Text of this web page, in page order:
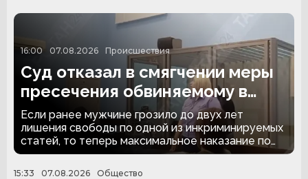
16:00 07.08.2026 Происшествия
Суд отказал в смягчении меры
пресечения обвиняемому в
жестоком избиении женщины
Если ранее мужчине грозило до двух лет
лишения свободы по одной из инкриминируемых
статей, то теперь максимальное наказание по
предъявленному обвинению увеличилось до
15:33 07.08.2026 Общество